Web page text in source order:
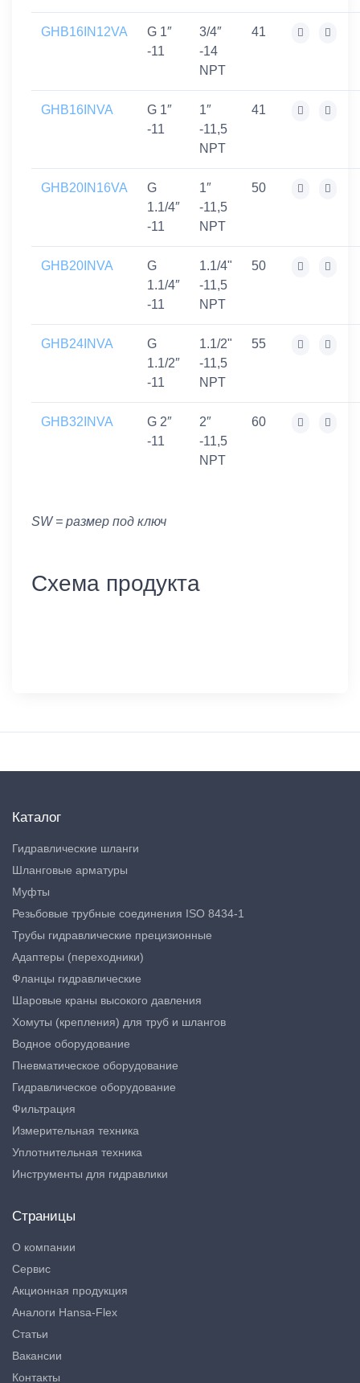
GHB16IN12VA
G 1″
-11
3/4″
-14
NPT
41
GHB16INVA
G 1″
-11
1″
-11,5
NPT
41
GHB20IN16VA
G
1.1/4″
-11
1″
-11,5
NPT
50
GHB20INVA
G
1.1/4″
-11
1.1/4"
-11,5
NPT
50
GHB24INVA
G
1.1/2″
-11
1.1/2"
-11,5
NPT
55
GHB32INVA
G 2″
-11
2″
-11,5
NPT
60
SW = размер под ключ
Схема продукта
Каталог
Гидравлические шланги
Шланговые арматуры
Муфты
Резьбовые трубные соединения ISO 8434-1
Трубы гидравлические прецизионные
Адаптеры (переходники)
Фланцы гидравлические
Шаровые краны высокого давления
Хомуты (крепления) для труб и шлангов
Водное оборудование
Пневматическое оборудование
Гидравлическое оборудование
Фильтрация
Измерительная техника
Уплотнительная техника
Инструменты для гидравлики
Страницы
О компании
Сервис
Акционная продукция
Аналоги Hansa-Flex
Статьи
Вакансии
Контакты